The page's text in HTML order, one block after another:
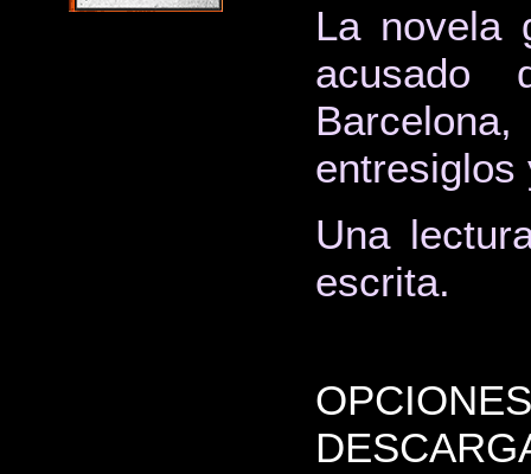
La novela
acusado
entresiglos
Una
escrita.